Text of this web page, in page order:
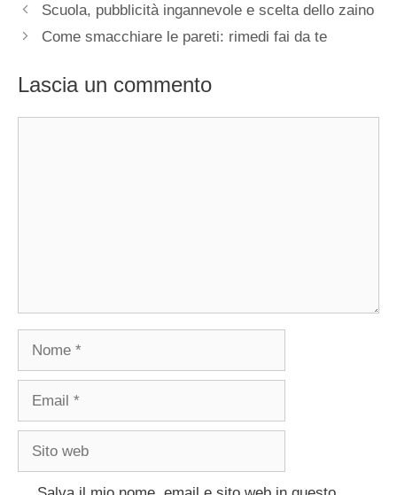
Scuola, pubblicità ingannevole e scelta dello zaino
Come smacchiare le pareti: rimedi fai da te
Lascia un commento
Nome
Email
Sito